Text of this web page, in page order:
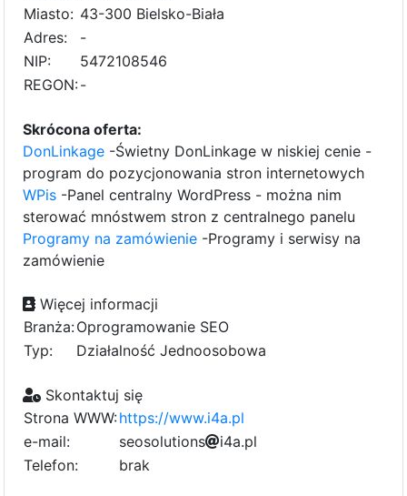
Miasto: 43-300 Bielsko-Biała
Adres:
-
NIP:
5472108546
REGON:-
Skrócona oferta:
DonLinkage -Świetny DonLinkage w niskiej cenie -
program do pozycjonowania stron internetowych
WPis -Panel centralny WordPress - można nim
sterować mnóstwem stron z centralnego panelu
Programy na zamówienie -Programy i serwisy na
zamówienie
Więcej informacji
Branża:Oprogramowanie SEO
Typ:
Działalność Jednoosobowa
Skontaktuj się
Strona WWW:https://www.i4a.pl
e-mail:
seosol6
utiob
ns i4a.pl
Telefon:
brak